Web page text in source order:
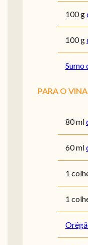
100g
100g
Sumo
PARA O
80ml
60ml
1
1